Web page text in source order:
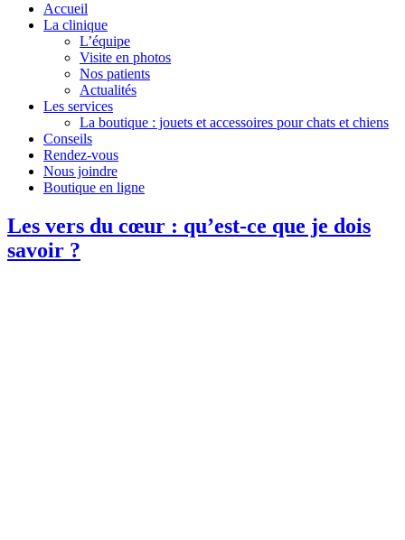
Accueil
La clinique
L’équipe
Visite en photos
Nos patients
Actualités
Les services
La boutique : jouets et accessoires pour chats et chiens
Conseils
Rendez-vous
Nous joindre
Boutique en ligne
Les vers du cœur : qu’est-ce que je dois
savoir ?